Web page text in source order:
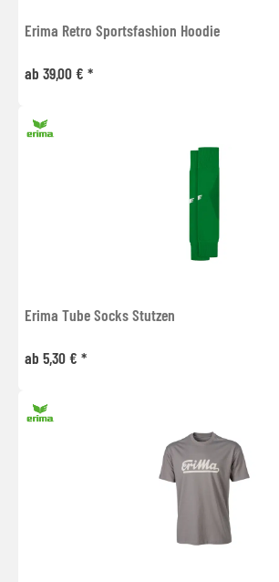
Erima Retro Sportsfashion Hoodie
ab 39,00 € *
Erima Tube Socks Stutzen
ab 5,30 € *